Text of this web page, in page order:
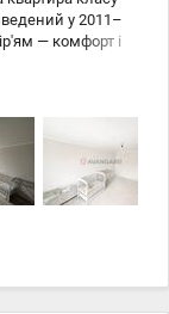
у 2011–
— комфорт і
магазини, кафе,
студія з
пральна
із ванною.
ліфт. #128293;
вода,